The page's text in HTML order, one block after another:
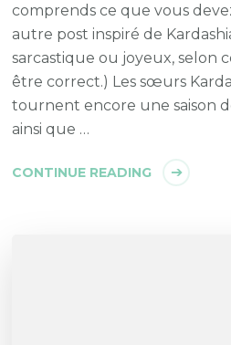
comprends ce que vous
autre post inspiré de
sarcastique ou joyeux, selon
être correct.) Les sœurs
tournent encore une saison
ainsi que …
CONTINUE READING